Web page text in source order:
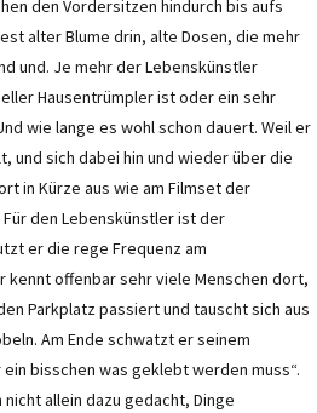
den Vordersitzen hindurch bis aufs
alter Blume drin, alte Dosen, die mehr
und. Je mehr der Lebenskünstler
Hausentrümpler ist oder ein sehr
wie lange es wohl schon dauert. Weil er
und sich dabei hin und wieder über die
in Kürze aus wie am Filmset der
den Lebenskünstler ist der
er die rege Frequenz am
kennt offenbar sehr viele Menschen dort,
Parkplatz passiert und tauscht sich aus
Am Ende schwatzt er seinem
bisschen was geklebt werden muss“.
allein dazu gedacht, Dinge